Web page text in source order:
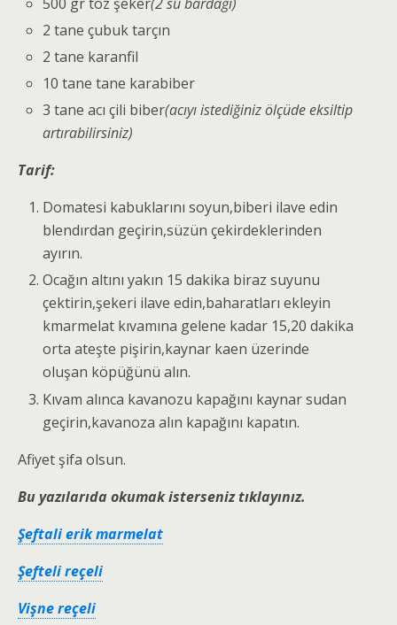
2 tane çubuk tarçın
2 tane karanfil
10 tane tane karabiber
3 tane acı çili biber(acıyı istediğiniz ölçüde eksiltip
artırabilirsiniz)
Tarif:
Domatesi kabuklarını soyun,biberi ilave edin
blendırdan geçirin,süzün çekirdeklerinden
ayırın.
Ocağın altını yakın 15 dakika biraz suyunu
çektirin,şekeri ilave edin,baharatları ekleyin
kmarmelat kıvamına gelene kadar 15,20 dakika
orta ateşte pişirin,kaynar kaen üzerinde
oluşan köpüğünü alın.
Kıvam alınca kavanozu kapağını kaynar sudan
geçirin,kavanoza alın kapağını kapatın.
Afiyet şifa olsun.
Bu yazılarıda okumak isterseniz tıklayınız.
Şeftali erik marmelat
Şefteli reçeli
Vişne reçeli